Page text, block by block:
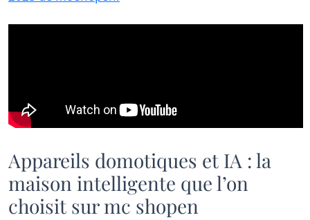
Appareils domotiques et IA : la
maison intelligente que l’on
choisit sur mc shopen